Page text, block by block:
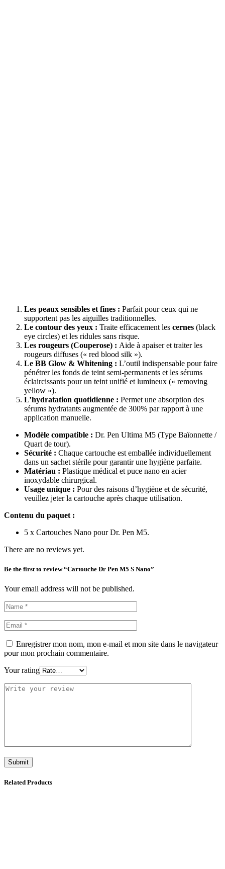
Les peaux sensibles et fines : Parfait pour ceux qui ne
supportent pas les aiguilles traditionnelles.
Le contour des yeux : Traite efficacement les cernes (black
eye circles) et les ridules sans risque.
Les rougeurs (Couperose) : Aide à apaiser et traiter les
rougeurs diffuses (« red blood silk »).
Le BB Glow & Whitening : L’outil indispensable pour faire
pénétrer les fonds de teint semi-permanents et les sérums
éclaircissants pour un teint unifié et lumineux (« removing
yellow »).
L’hydratation quotidienne : Permet une absorption des
sérums hydratants augmentée de 300% par rapport à une
application manuelle.
Modèle compatible : Dr. Pen Ultima M5 (Type Baïonnette /
Quart de tour).
Sécurité : Chaque cartouche est emballée individuellement
dans un sachet stérile pour garantir une hygiène parfaite.
Matériau : Plastique médical et puce nano en acier
inoxydable chirurgical.
Usage unique : Pour des raisons d’hygiène et de sécurité,
veuillez jeter la cartouche après chaque utilisation.
Contenu du paquet :
5 x Cartouches Nano pour Dr. Pen M5.
There are no reviews yet.
Be the first to review “Cartouche Dr Pen M5 S Nano”
Your email address will not be published.
Enregistrer mon nom, mon e-mail et mon site dans le navigateur
pour mon prochain commentaire.
Your rating
Related Products